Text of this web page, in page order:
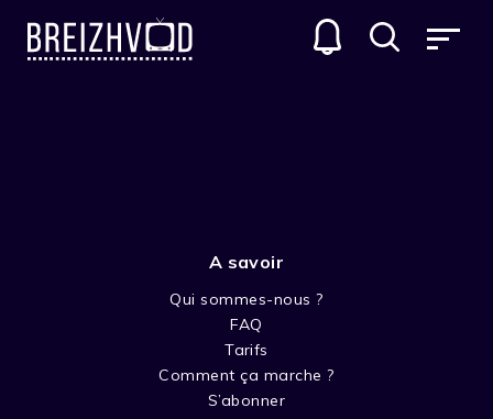
SAISON 1 CORTO MALTESE
A savoir
Qui sommes-nous ?
FAQ
Tarifs
Comment ça marche ?
S’abonner